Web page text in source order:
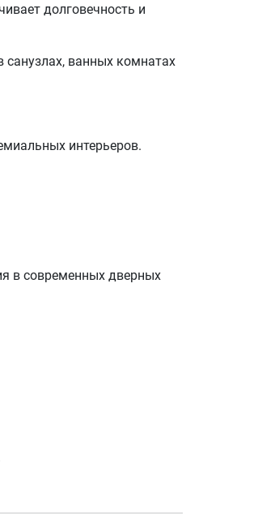
долговечность и
ванных комнатах
интерьеров.
в современных дверных